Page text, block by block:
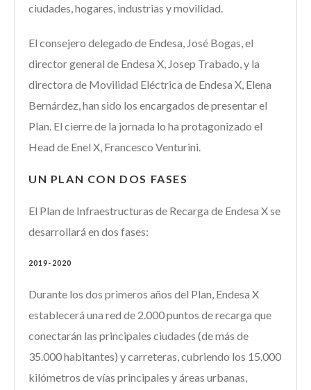
ciudades, hogares, industrias y movilidad.
El consejero delegado de Endesa, José Bogas, el
director general de Endesa X, Josep Trabado, y la
directora de Movilidad Eléctrica de Endesa X, Elena
Bernárdez, han sido los encargados de presentar el
Plan. El cierre de la jornada lo ha protagonizado el
Head de Enel X, Francesco Venturini.
UN PLAN CON DOS FASES
El Plan de Infraestructuras de Recarga de Endesa X se
desarrollará en dos fases:
2019-2020
Durante los dos primeros años del Plan, Endesa X
establecerá una red de 2.000 puntos de recarga que
conectarán las principales ciudades (de más de
35.000 habitantes) y carreteras, cubriendo los 15.000
kilómetros de vías principales y áreas urbanas,